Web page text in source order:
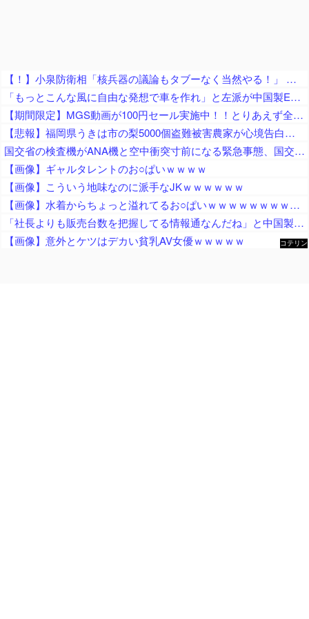
【！】小泉防衛相「核兵器の議論もタブーなく当然やる！」 → 漫画家さん「テレビも新聞も騒げ！憲法違反の暴論！辞任どころか辞職すべき！」
「もっとこんな風に自由な発想で車を作れ」と左派が中国製EVを絶賛、だがそのシステムは日本が40年前に……
【期間限定】MGS動画が100円セール実施中！！とりあえず全部買うやろｗｗｗｗｗ
【悲報】福岡県うきは市の梨5000個盗難被害農家が心境告白「犯人を推測して、ご迷惑をお掛けしている方もいるので配慮を！」
国交省の検査機がANA機と空中衝突寸前になる緊急事態、国交省側は己の非を頑として認めず……
【画像】ギャルタレントのお○ぱいｗｗｗｗ
【画像】こういう地味なのに派手なJKｗｗｗｗｗｗ
【画像】水着からちょっと溢れてるお○ぱいｗｗｗｗｗｗｗｗｗｗｗ
「社長よりも販売台数を把握してる情報通なんだね」と中国製軽EVを絶賛する人が猛ツッコミを食らう、社長の公式発表と随分食い違っておりますね……
【画像】意外とケツはデカい貧乳AV女優ｗｗｗｗｗ
コテリン